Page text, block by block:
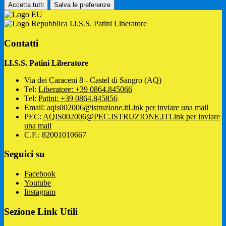
Accetta tutti Salva le preferenze
I.I.S.S. Patini Liberatore
Contatti
I.I.S.S. Patini Liberatore
Via dei Caraceni 8 - Castel di Sangro (AQ)
Tel: Liberatore: +39 0864.845066
Tel: Patini: +39 0864.845856
Email: aqis002006@istruzione.itLink per inviare una mail
PEC: AQIS002006@PEC.ISTRUZIONE.ITLink per inviare
una mail
C.F.: 82001010667
Seguici su
Facebook
Youtube
Instagram
Sezione Link Utili